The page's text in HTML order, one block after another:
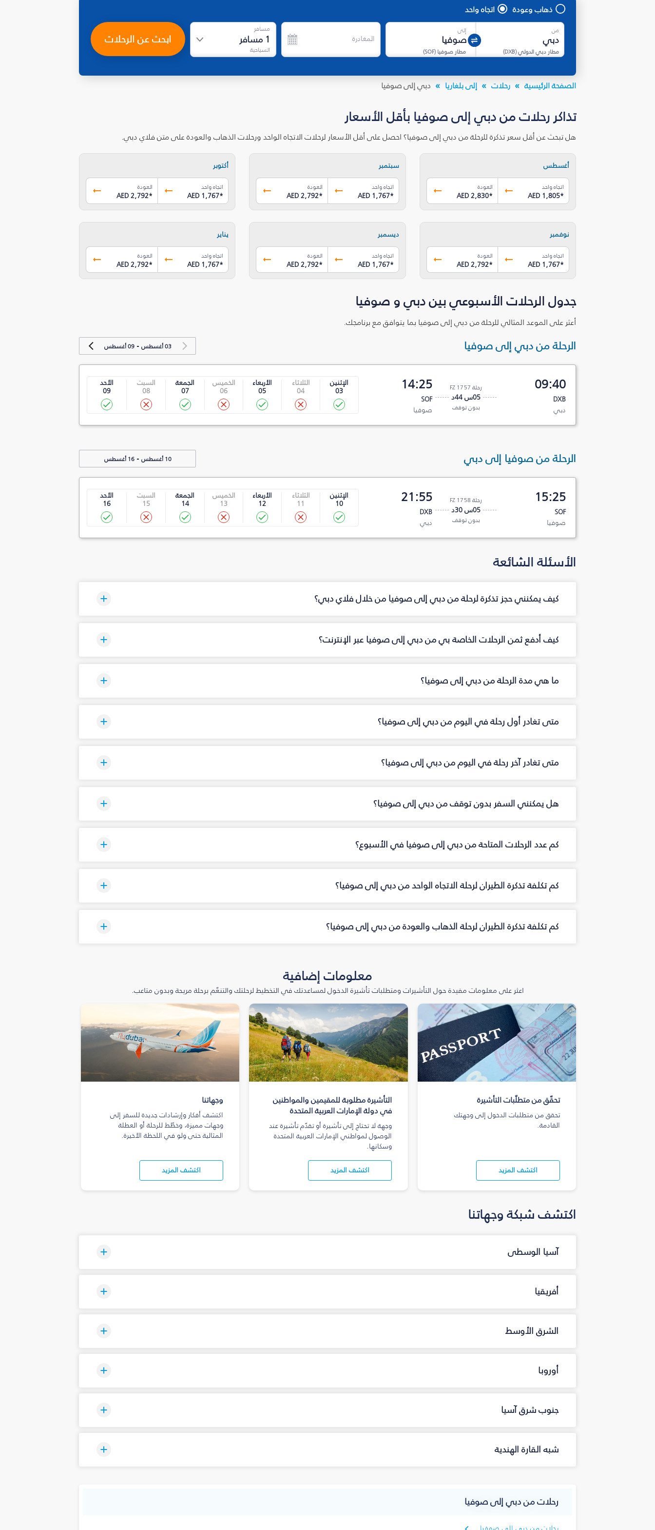
ذهاب وعودة اتجاه واحد
من
مطار دبي الدولي(
DXB
)
إلى
مطار صوفيا(
SOF
)
المغادرة
مسافر
1 مسافر
السياحية
ابحث عن الرحلات
الصفحة الرئيسية رحلات إلى بلغاريا دبي إلى صوفيا
تذاكر رحلات من دبي إلى صوفيا بأقل الأسعار
هل تبحث عن أقل سعر تذكرة للرحلة من دبي إلى صوفيا؟ احصل على أقل الأسعار لرحلات الاتجاه الواحد ورحلات الذهاب والعودة على متن فلاي دبي.
أغسطس
اتجاه واحد
AED 1,805*
العودة
AED 2,830*
سبتمبر
اتجاه واحد
AED 1,767*
العودة
AED 2,792*
أكتوبر
اتجاه واحد
AED 1,767*
العودة
AED 2,792*
نوفمبر
اتجاه واحد
AED 1,767*
العودة
AED 2,792*
ديسمبر
اتجاه واحد
AED 1,767*
العودة
AED 2,792*
يناير
اتجاه واحد
AED 1,767*
العودة
AED 2,792*
جدول الرحلات الأسبوعي بين دبي و صوفيا
أعثر على الموعد المثالي للرحلة من دبي إلى صوفيا بما يتوافق مع برنامجك.
الرحلة من دبي إلى صوفيا 03 أغسطس -09 أغسطس
09:40
DXB
دبي
رحلة FZ 1757
05س 44د
بدون توقف
14:25
SOF
صوفيا
الإثنين
03
الثلاثاء
04
الأربعاء
05
الخميس
06
الجمعة
07
السبت
08
الأحد
09
الرحلة من صوفيا إلى دبي 10 أغسطس -16 أغسطس
15:25
SOF
صوفيا
رحلة FZ 1758
05س 30د
بدون توقف
21:55
DXB
دبي
الإثنين
10
الثلاثاء
11
الأربعاء
12
الخميس
13
الجمعة
14
السبت
15
الأحد
16
الأسئلة الشائعة
كيف يمكنني حجز تذكرة لرحلة من دبي إلى صوفيا من خلال فلاي دبي؟
كيف أدفع ثمن الرحلات الخاصة بي من دبي إلى صوفيا عبر الإنترنت؟
ما هي مدة الرحلة من دبي إلى صوفيا؟
متى تغادر أول رحلة في اليوم من دبي إلى صوفيا؟
متى تغادر آخر رحلة في اليوم من دبي إلى صوفيا؟
هل يمكنني السفر بدون توقف من دبي إلى صوفيا؟
كم عدد الرحلات المتاحة من دبي إلى صوفيا في الأسبوع؟
كم تكلفة تذكرة الطيران لرحلة الاتجاه الواحد من دبي إلى صوفيا؟
كم تكلفة تذكرة الطيران لرحلة الذهاب والعودة من دبي إلى صوفيا؟
معلومات إضافية
اعثر على معلومات مفيدة حول التأشيرات ومتطلبات تأشيرة الدخول لمساعدتك في التخطيط لرحلتك والتنعّم برحلة مريحة وبدون متاعب.
تحقّق من متطلّبات التأشيرة
تحقق من متطلبات الدخول إلى وجهتك
القادمة.
اكتشف المزيد
التأشيرة مطلوبة للمقيمين والمواطنين
في دولة الإمارات العربية المتحدة
وجهة لا تحتاج إلى تأشيرة أو تقدّم تأشيرة عند
الوصول لمواطني الإمارات العربية المتحدة
وسكانها.
اكتشف المزيد
وجهاتنا
اكتشف أفكار وإرشادات جديدة للسفر إلى
وجهات مميزة، وخطّط للرحلة أو العطلة
المثالية حتى ولو في اللحظة الأخيرة.
اكتشف المزيد
اكتشف شبكة وجهاتنا
آسيا الوسطى
أفريقيا
الشرق الأوسط
أوروبا
جنوب شرق آسيا
شبه القارة الهندية
رحلات من دبي إلى صوفيا